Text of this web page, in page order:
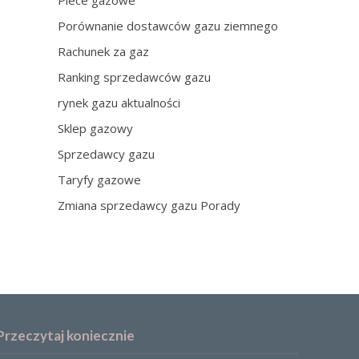
Porównanie dostawców gazu ziemnego
Rachunek za gaz
Ranking sprzedawców gazu
rynek gazu aktualności
Sklep gazowy
Sprzedawcy gazu
Taryfy gazowe
Zmiana sprzedawcy gazu Porady
koniecznie